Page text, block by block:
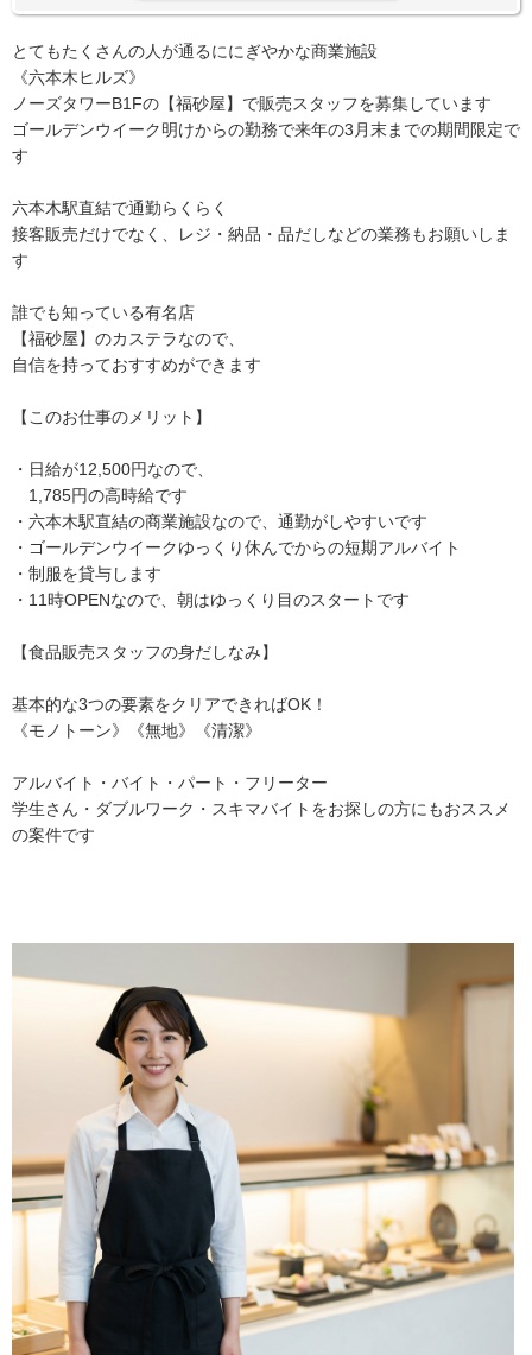
とてもたくさんの人が通るににぎやかな商業施設
《六本木ヒルズ》
ノーズタワーB1Fの【福砂屋】で販売スタッフを募集しています
ゴールデンウイーク明けからの勤務で来年の3月末までの期間限定で
す
六本木駅直結で通勤らくらく
接客販売だけでなく、レジ・納品・品だしなどの業務もお願いしま
す
誰でも知っている有名店
【福砂屋】のカステラなので、
自信を持っておすすめができます
【このお仕事のメリット】
・日給が12,500円なので、
1,785円の高時給です
・六本木駅直結の商業施設なので、通勤がしやすいです
・ゴールデンウイークゆっくり休んでからの短期アルバイト
・制服を貸与します
・11時OPENなので、朝はゆっくり目のスタートです
【食品販売スタッフの身だしなみ】
基本的な3つの要素をクリアできればOK！
《モノトーン》《無地》《清潔》
アルバイト・バイト・パート・フリーター
学生さん・ダブルワーク・スキマバイトをお探しの方にもおススメ
の案件です